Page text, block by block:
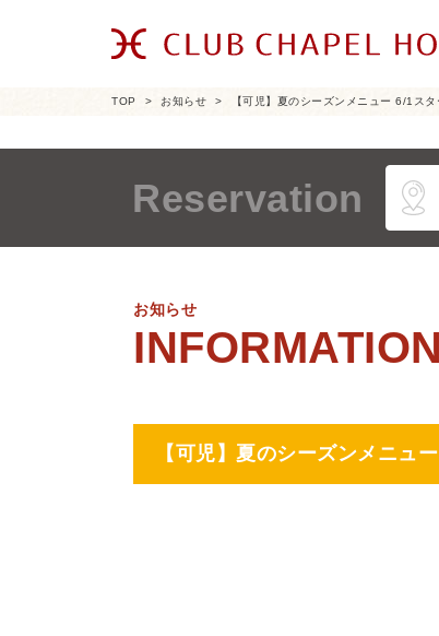
TOP お知らせ 【可児】夏のシーズンメニュー 6/1スタ
Reservation
お知らせ
【可児】夏のシーズンメニュ